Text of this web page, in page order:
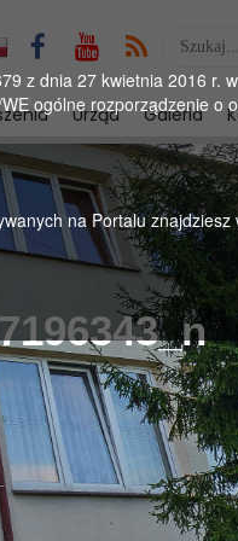
z dnia 27 kwietnia 2016 r.
ogólne rozporządzenie o
na Portalu
Wyszukaj
serwise
Urząd Galeria